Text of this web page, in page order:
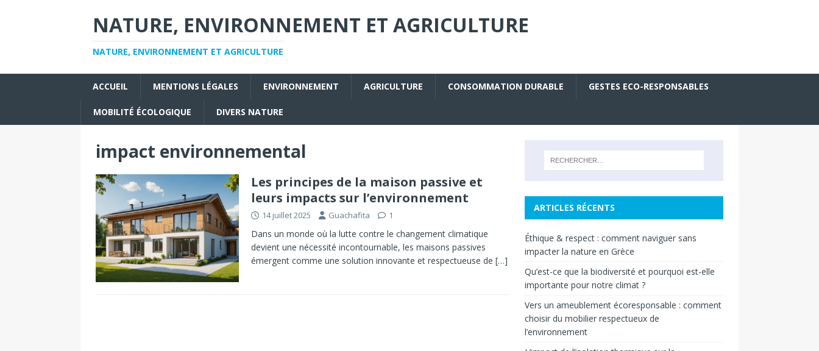
NATURE, ENVIRONNEMENT ET AGRICULTURE
NATURE, ENVIRONNEMENT ET AGRICULTURE
ACCUEIL MENTIONS LÉGALES ENVIRONNEMENT AGRICULTURE CONSOMMATION DURABLE GESTES ECO-RESPONSABLES
MOBILITÉ ÉCOLOGIQUE DIVERS NATURE
impact environnemental
Les principes de la maison passive et
leurs impacts sur l’environnement
14 juillet 2025 Guachafita 1
Dans un monde où la lutte contre le changement climatique
devient une nécessité incontournable, les maisons passives
émergent comme une solution innovante et respectueuse de […]
ARTICLES RÉCENTS
Éthique & respect : comment naviguer sans
impacter la nature en Grèce
Qu’est-ce que la biodiversité et pourquoi est-elle
importante pour notre climat ?
Vers un ameublement écoresponsable : comment
choisir du mobilier respectueux de
l’environnement